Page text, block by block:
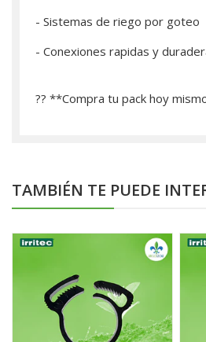
- Sistemas de riego por goteo
- Conexiones rapidas y
?? **­Compra tu pack hoy
TAMBIÉN TE PUEDE